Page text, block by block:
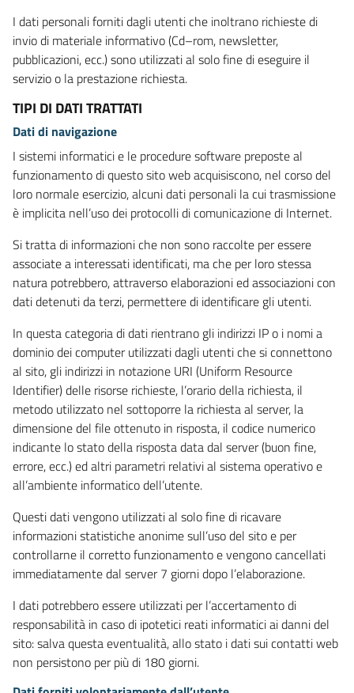
I dati personali forniti dagli utenti che inoltrano richieste di
invio di materiale informativo (Cd–rom, newsletter,
pubblicazioni, ecc.) sono utilizzati al solo fine di eseguire il
servizio o la prestazione richiesta.
TIPI DI DATI TRATTATI
Dati di navigazione
I sistemi informatici e le procedure software preposte al
funzionamento di questo sito web acquisiscono, nel corso del
loro normale esercizio, alcuni dati personali la cui trasmissione
è implicita nell’uso dei protocolli di comunicazione di Internet.
Si tratta di informazioni che non sono raccolte per essere
associate a interessati identificati, ma che per loro stessa
natura potrebbero, attraverso elaborazioni ed associazioni con
dati detenuti da terzi, permettere di identificare gli utenti.
In questa categoria di dati rientrano gli indirizzi IP o i nomi a
dominio dei computer utilizzati dagli utenti che si connettono
al sito, gli indirizzi in notazione URI (Uniform Resource
Identifier) delle risorse richieste, l’orario della richiesta, il
metodo utilizzato nel sottoporre la richiesta al server, la
dimensione del file ottenuto in risposta, il codice numerico
indicante lo stato della risposta data dal server (buon fine,
errore, ecc.) ed altri parametri relativi al sistema operativo e
all’ambiente informatico dell’utente.
Questi dati vengono utilizzati al solo fine di ricavare
informazioni statistiche anonime sull’uso del sito e per
controllarne il corretto funzionamento e vengono cancellati
immediatamente dal server 7 giorni dopo l’elaborazione.
I dati potrebbero essere utilizzati per l’accertamento di
responsabilità in caso di ipotetici reati informatici ai danni del
sito: salva questa eventualità, allo stato i dati sui contatti web
non persistono per più di 180 giorni.